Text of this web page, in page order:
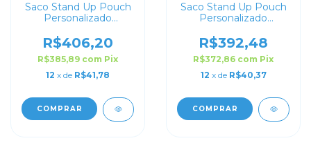
Saco Stand Up Pouch
Personalizado
R$406,20
R$385,89 com Pix
12 x de R$41,78
COMPRAR
Saco Stand Up Pouch
Personalizado
R$392,48
R$372,86 com Pix
12 x de R$40,37
COMPRAR